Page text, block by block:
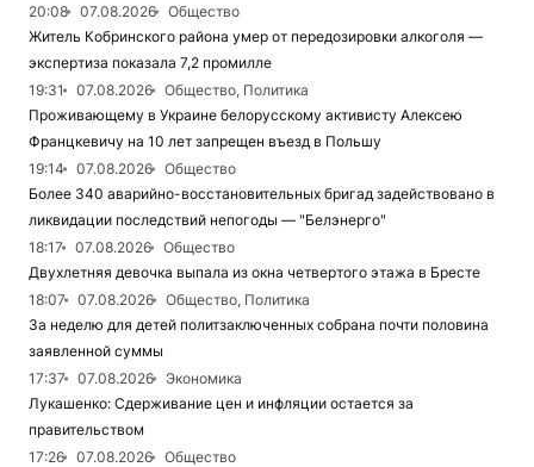
20:08
07.08.2026
Общество
Житель Кобринского района умер от передозировки алкоголя —
экспертиза показала 7,2 промилле
19:31
07.08.2026
Общество, Политика
Проживающему в Украине белорусскому активисту Алексею
Францкевичу на 10 лет запрещен въезд в Польшу
19:14
07.08.2026
Общество
Более 340 аварийно-восстановительных бригад задействовано в
ликвидации последствий непогоды — "Белэнерго"
18:17
07.08.2026
Общество
Двухлетняя девочка выпала из окна четвертого этажа в Бресте
18:07
07.08.2026
Общество, Политика
За неделю для детей политзаключенных собрана почти половина
заявленной суммы
17:37
07.08.2026
Экономика
Лукашенко: Сдерживание цен и инфляции остается за
правительством
17:26
07.08.2026
Общество